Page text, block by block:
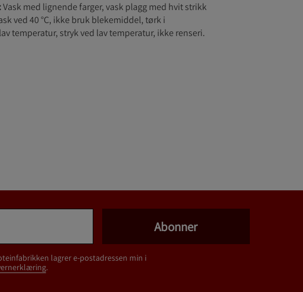
Vask med lignende farger, vask plagg med hvit strikk
ved 40 °C, ikke bruk blekemiddel, tørk i
temperatur, stryk ved lav temperatur, ikke renseri.
lagrer e-postadressen min i
.
Abonner